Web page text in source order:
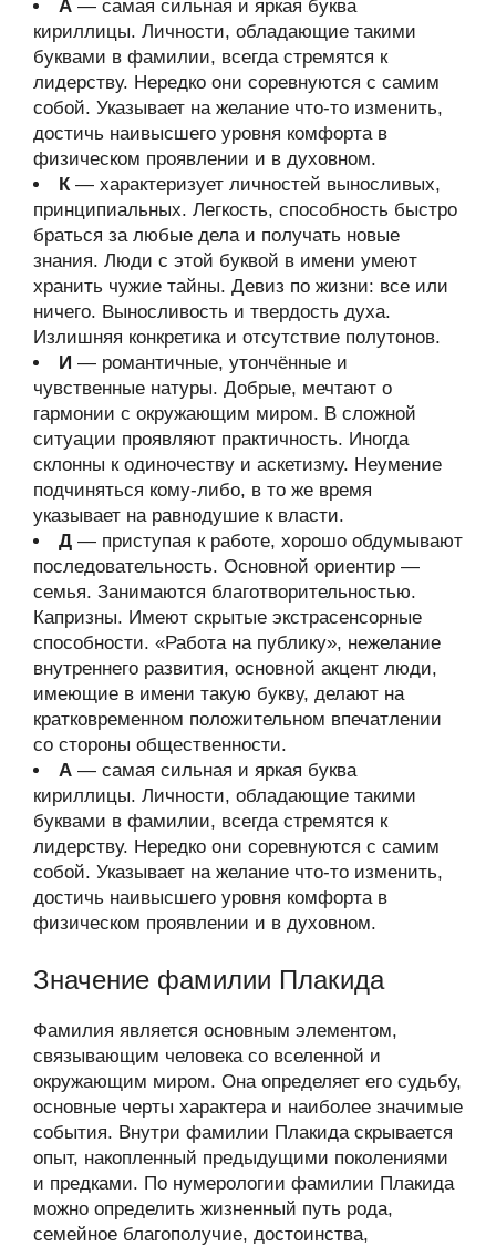
А — самая сильная и яркая буква
кириллицы. Личности, обладающие такими
буквами в фамилии, всегда стремятся к
лидерству. Нередко они соревнуются с самим
собой. Указывает на желание что-то изменить,
достичь наивысшего уровня комфорта в
физическом проявлении и в духовном.
К— характеризует личностей выносливых,
принципиальных. Легкость, способность быстро
браться за любые дела и получать новые
знания. Люди с этой буквой в имени умеют
хранить чужие тайны. Девиз по жизни: все или
ничего. Выносливость и твердость духа.
Излишняя конкретика и отсутствие полутонов.
И — романтичные, утончённые и
чувственные натуры. Добрые, мечтают о
гармонии с окружающим миром. В сложной
ситуации проявляют практичность. Иногда
склонны к одиночеству и аскетизму. Неумение
подчиняться кому-либо, в то же время
указывает на равнодушие к власти.
Д — приступая к работе, хорошо обдумывают
последовательность. Основной ориентир —
семья. Занимаются благотворительностью.
Капризны. Имеют скрытые экстрасенсорные
способности. «Работа на публику», нежелание
внутреннего развития, основной акцент люди,
имеющие в имени такую букву, делают на
кратковременном положительном впечатлении
со стороны общественности.
А — самая сильная и яркая буква
кириллицы. Личности, обладающие такими
буквами в фамилии, всегда стремятся к
лидерству. Нередко они соревнуются с самим
собой. Указывает на желание что-то изменить,
достичь наивысшего уровня комфорта в
физическом проявлении и в духовном.
Значение фамилии Плакида
Фамилия является основным элементом,
связывающим человека со вселенной и
окружающим миром. Она определяет его судьбу,
основные черты характера и наиболее значимые
события. Внутри фамилии Плакида скрывается
опыт, накопленный предыдущими поколениями
и предками. По нумерологии фамилии Плакида
можно определить жизненный путь рода,
семейное благополучие, достоинства,